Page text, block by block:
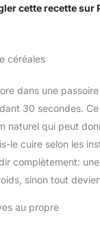
cette recette sur
céréales
dans une
30 secondes.
naturel qui peut
le cuire selon les
complètement:
sinon tout
au propre